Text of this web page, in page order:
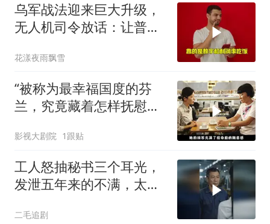
乌军战法迎来巨大升级，
无人机司令放话：让普京
花漾夜雨飘雪
“被称为最幸福国度的芬
兰，究竟藏着怎样抚慰人
影视大剧院 1跟贴
工人怒抽秘书三个耳光，
发泄五年来的不满，太解
二毛追剧